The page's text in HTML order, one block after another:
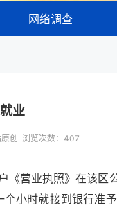
网络调查
业
创 浏览次数： 407
《营业执照》在该区
小时就接到银行准